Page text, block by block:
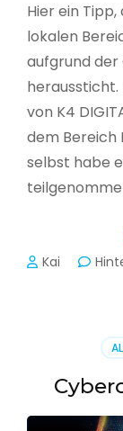
Hier ein
lokalen
aufgrund der
heraussticht.
von K4
dem Bereich
selbst habe
Kai